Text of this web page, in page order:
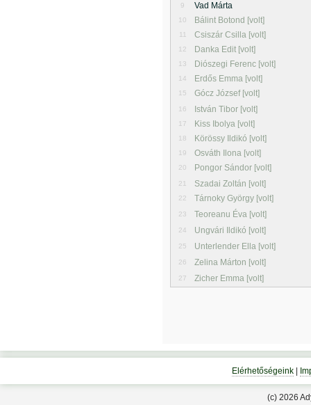
9 Vad Márta
10 Bálint Botond [volt]
11 Csiszár Csilla [volt]
12 Danka Edit [volt]
13 Diószegi Ferenc [volt]
14 Erdős Emma [volt]
15 Gócz József [volt]
16 István Tibor [volt]
17 Kiss Ibolya [volt]
18 Körössy Ildikó [volt]
19 Osváth Ilona [volt]
20 Pongor Sándor [volt]
21 Szadai Zoltán [volt]
22 Tárnoky György [volt]
23 Teoreanu Éva [volt]
24 Ungvári Ildikó [volt]
25 Unterlender Ella [volt]
26 Zelina Márton [volt]
27 Zicher Emma [volt]
Elérhetőségeink|
(c) 2026